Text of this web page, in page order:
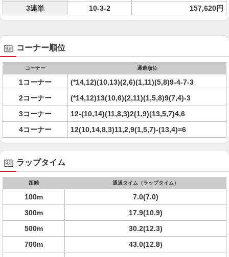
3連単
10-3-2 157,620円
コーナー順位
コーナー 通過順位
1コーナー
(*14,12)(10,13)(2,6)(1,11)(5,8)9-4-7-3
2コーナー
(*14,12)13(10,6)(2,11)(1,5,8)9(7,4)-3
3コーナー
12-(10,14)(11,8,3)2(1,9)(13,5,7)4,6
4コーナー
12(10,14,8,3)11,2,9(1,5,7)-(13,4)=6
ラップタイム
距離 通過タイム（ラップタイム）
100m
7.0(7.0)
300m
17.9(10.9)
500m
30.2(12.3)
700m
43.0(12.8)